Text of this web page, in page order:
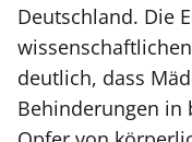
Deutschland. Die
deutlich, dass
Behinderungen in